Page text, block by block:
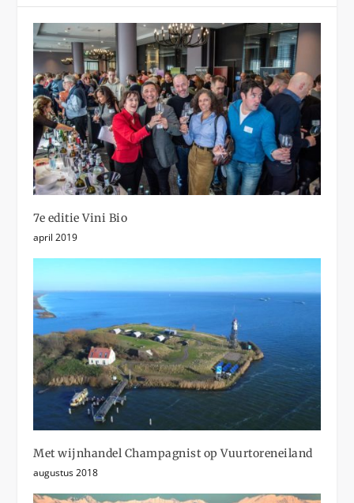
7e editie Vini Bio
april 2019
Met wijnhandel Champagnist op Vuurtoreneiland
augustus 2018